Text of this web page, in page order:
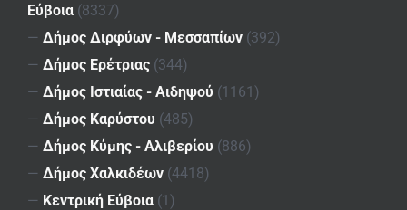
Εύβοια (8337)
— Δήμος Διρφύων - Μεσσαπίων (392)
— Δήμος Ερέτριας (344)
— Δήμος Ιστιαίας - Αιδηψού (1161)
— Δήμος Καρύστου (485)
— Δήμος Κύμης - Αλιβερίου (886)
— Δήμος Χαλκιδέων (4418)
— Κεντρική Εύβοια (1)